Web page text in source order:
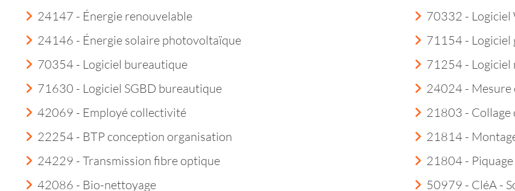
24147 - Énergie renouvelable
24146 - Énergie solaire photovoltaïque
70354 - Logiciel bureautique
70332 - Logiciel
71154 - Logiciel
71254 - Logiciel
71630 - Logiciel SGBD bureautique
42069 - Employé collectivité
22254 - BTP conception organisation
24229 - Transmission fibre optique
24024 - Mesure
21803 - Collage
21814 -
21804 -
42086 - Bio-nettoyage
50979 - CléA -